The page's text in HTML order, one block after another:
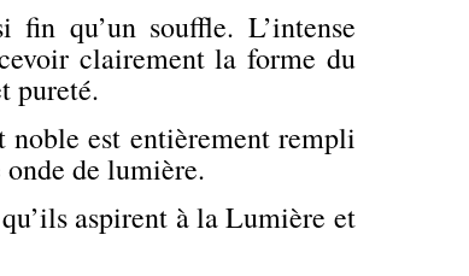
fin qu’un souffle. L’intense
clairement la forme du
pureté.
est entièrement rempli
de lumière.
aspirent à la Lumière et